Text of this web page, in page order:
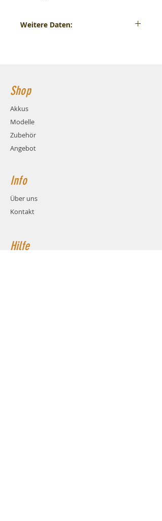
Weitere Daten:
Shop
Akkus
Modelle
Zubehör
Angebot
Info
Über uns
Kontakt
Hilfe